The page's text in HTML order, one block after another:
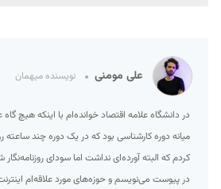
علی مومنی نویسنده میهمان
در دانشگاه علامه اقتصاد خوانده‌ام با اینکه هیچ
میانه دوره کارشناسی بود که در یک دوره چند ساعته
کردم که البته آورده‌ای نداشت اما سودای
در پیوست می‌نویسم و حوزه‌‌های مورد علاقه‌ام